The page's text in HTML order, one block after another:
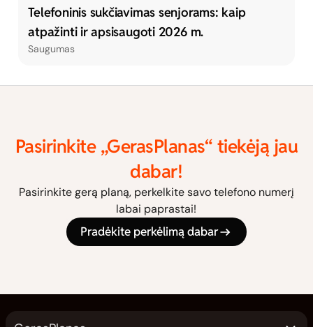
Telefoninis sukčiavimas senjorams: kaip
atpažinti ir apsisaugoti 2026 m.
Saugumas
Pasirinkite „GerasPlanas“ tiekėją jau
dabar!
Pasirinkite gerą planą, perkelkite savo telefono numerį
labai paprastai!
Pradėkite perkėlimą dabar